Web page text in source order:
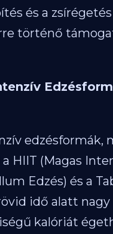
és a zsírégetés
történő
edzésformák,
HIIT (Magas
Edzés) és a
idő alatt nagy
kalóriát